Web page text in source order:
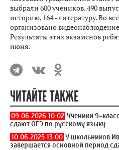
выбрали 600 учеников. 490
историю, 164 - литературу. Во
организовано
Результаты этих экзаменов
июня.
ЧИТАЙТЕ ТАКЖЕ
09.06.2026 10:02 Ученики 9-
сдают ОГЭ по русскому языку
10.06.2025 13:00 У школьников
завершается основной период